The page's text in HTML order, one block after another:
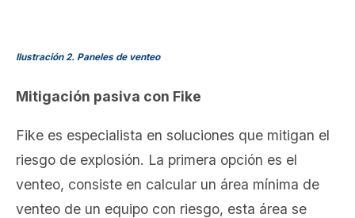
Ilustración 2. Paneles de venteo
Mitigación pasiva con Fike
Fike es especialista en soluciones que mitigan el
riesgo de explosión. La primera opción es el
venteo, consiste en calcular un área mínima de
venteo de un equipo con riesgo, esta área se